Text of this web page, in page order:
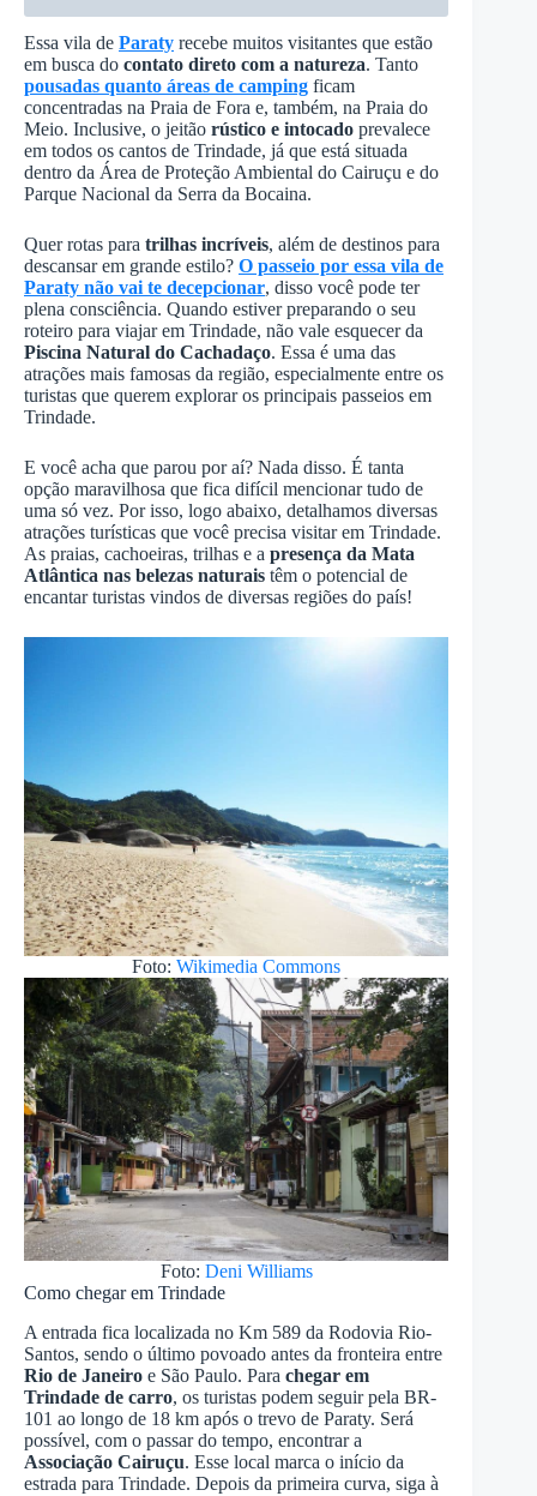
Essa vila de Paraty recebe muitos visitantes que estão
em busca do contato direto com a natureza. Tanto
pousadas quanto áreas de camping ficam
concentradas na Praia de Fora e, também, na Praia do
Meio. Inclusive, o jeitão rústico e intocado prevalece
em todos os cantos de Trindade, já que está situada
dentro da Área de Proteção Ambiental do Cairuçu e do
Parque Nacional da Serra da Bocaina.
Quer rotas para trilhas incríveis, além de destinos para
descansar em grande estilo? O passeio por essa vila de
Paraty não vai te decepcionar, disso você pode ter
plena consciência. Quando estiver preparando o seu
roteiro para viajar em Trindade, não vale esquecer da
Piscina Natural do Cachadaço. Essa é uma das
atrações mais famosas da região, especialmente entre os
turistas que querem explorar os principais passeios em
Trindade.
E você acha que parou por aí? Nada disso. É tanta
opção maravilhosa que fica difícil mencionar tudo de
uma só vez. Por isso, logo abaixo, detalhamos diversas
atrações turísticas que você precisa visitar em Trindade.
As praias, cachoeiras, trilhas e a presença da Mata
Atlântica nas belezas naturais têm o potencial de
encantar turistas vindos de diversas regiões do país!
Foto:Wikimedia Commons
Foto: Deni Williams
Como chegar em Trindade
A entrada fica localizada no Km 589 da Rodovia Rio-
Santos, sendo o último povoado antes da fronteira entre
Rio de Janeiro e São Paulo. Para chegar em
Trindade de carro, os turistas podem seguir pela BR-
101 ao longo de 18 km após o trevo de Paraty. Será
possível, com o passar do tempo, encontrar a
Associação Cairuçu. Esse local marca o início da
estrada para Trindade. Depois da primeira curva, siga à